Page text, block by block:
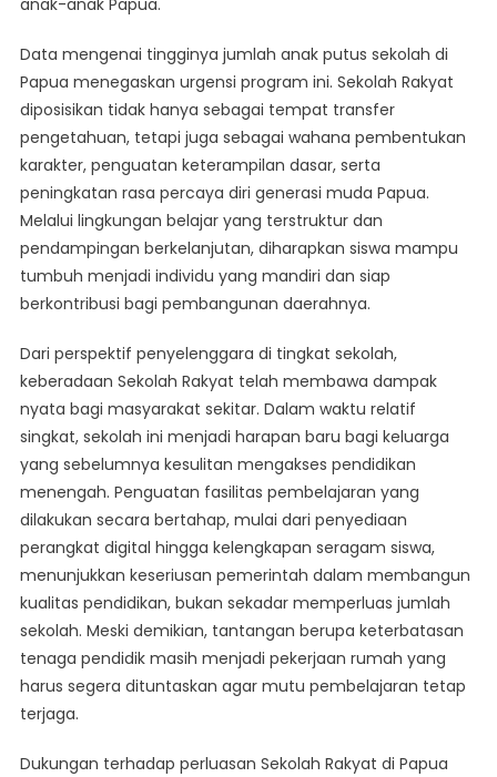
anak-anak Papua.
Data mengenai tingginya jumlah anak putus sekolah di
Papua menegaskan urgensi program ini. Sekolah Rakyat
diposisikan tidak hanya sebagai tempat transfer
pengetahuan, tetapi juga sebagai wahana pembentukan
karakter, penguatan keterampilan dasar, serta
peningkatan rasa percaya diri generasi muda Papua.
Melalui lingkungan belajar yang terstruktur dan
pendampingan berkelanjutan, diharapkan siswa mampu
tumbuh menjadi individu yang mandiri dan siap
berkontribusi bagi pembangunan daerahnya.
Dari perspektif penyelenggara di tingkat sekolah,
keberadaan Sekolah Rakyat telah membawa dampak
nyata bagi masyarakat sekitar. Dalam waktu relatif
singkat, sekolah ini menjadi harapan baru bagi keluarga
yang sebelumnya kesulitan mengakses pendidikan
menengah. Penguatan fasilitas pembelajaran yang
dilakukan secara bertahap, mulai dari penyediaan
perangkat digital hingga kelengkapan seragam siswa,
menunjukkan keseriusan pemerintah dalam membangun
kualitas pendidikan, bukan sekadar memperluas jumlah
sekolah. Meski demikian, tantangan berupa keterbatasan
tenaga pendidik masih menjadi pekerjaan rumah yang
harus segera dituntaskan agar mutu pembelajaran tetap
terjaga.
Dukungan terhadap perluasan Sekolah Rakyat di Papua